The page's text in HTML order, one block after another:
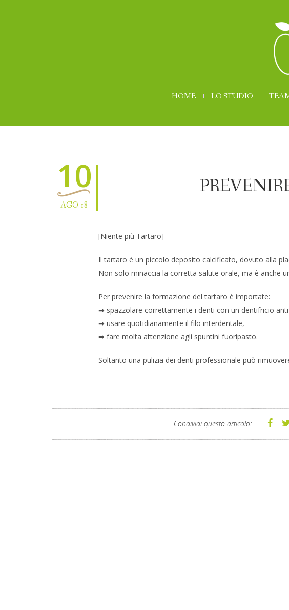
HOME LO STUDIO
10
AGO 18
[Niente più Tartaro]
Il tartaro è un piccolo deposito calcificato, dovuto alla
Non solo minaccia la corretta salute orale, ma è anche
Per prevenire la formazione del tartaro è importate:
➡ spazzolare correttamente i denti con un dentifricio
➡ usare quotidianamente il filo interdentale,
➡ fare molta attenzione agli spuntini fuoripasto.
Soltanto una pulizia dei denti professionale può
Condividi questo articolo: